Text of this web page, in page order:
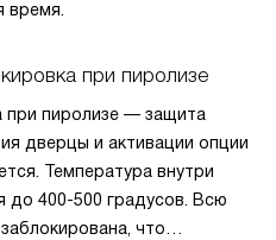
время.
при пиролизе
при пиролизе — защита
дверцы и активации опции
Температура внутри
до 400-500 градусов. Всю
что